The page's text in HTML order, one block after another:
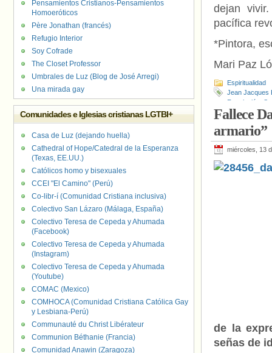
dejan
pacífica
*Pintora,
Mari Paz
Espiritualidad
Jean Jacques
Revolución
Fallece
armario”
miércoles, 13
de la
señas de
Pensamientos Cristianos-Pensamientos
Homoeróticos
Père Jonathan (francés)
Refugio Interior
Soy Cofrade
The Closet Professor
Umbrales de Luz (Blog de José Arregi)
Una mirada gay
Comunidades e Iglesias cristianas LGTBI+
Casa de Luz (dejando huella)
Cathedral of Hope/Catedral de la Esperanza
(Texas, EE.UU.)
Católicos homo y bisexuales
CCEI "El Camino" (Perú)
Co-libr-í (Comunidad Cristiana inclusiva)
Colectivo San Lázaro (Málaga, España)
Colectivo Teresa de Cepeda y Ahumada
(Facebook)
Colectivo Teresa de Cepeda y Ahumada
(Instagram)
Colectivo Teresa de Cepeda y Ahumada
(Youtube)
COMAC (Mexico)
COMHOCA (Comunidad Cristiana Católica Gay
y Lesbiana-Perú)
Communauté du Christ Libérateur
Communion Béthanie (Francia)
Comunidad Anawin (Zaragoza)